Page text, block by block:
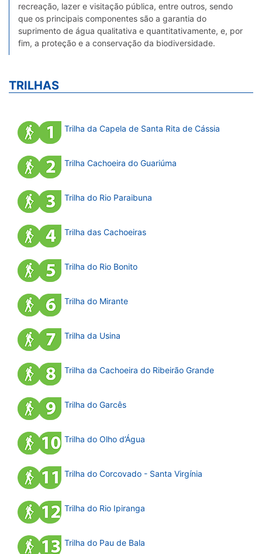
recreação, lazer e visitação pública, entre outros, sendo
que os principais componentes são a garantia do
suprimento de água qualitativa e quantitativamente, e, por
fim, a proteção e a conservação da biodiversidade.
TRILHAS
Trilha da Capela de Santa Rita de Cássia
Trilha Cachoeira do Guariúma
Trilha do Rio Paraibuna
Trilha das Cachoeiras
Trilha do Rio Bonito
Trilha do Mirante
Trilha da Usina
Trilha da Cachoeira do Ribeirão Grande
Trilha do Garcês
Trilha do Olho d’Água
Trilha do Corcovado - Santa Virgínia
Trilha do Rio Ipiranga
Trilha do Pau de Bala